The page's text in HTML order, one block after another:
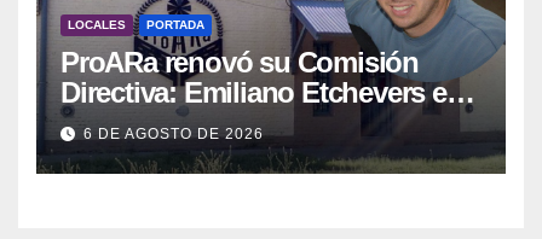
LOCALES PORTADA
ProARa renovó su Comisión
Directiva: Emiliano Etchevers es
el nuevo Presidente de la entidad
6 DE AGOSTO DE 2026